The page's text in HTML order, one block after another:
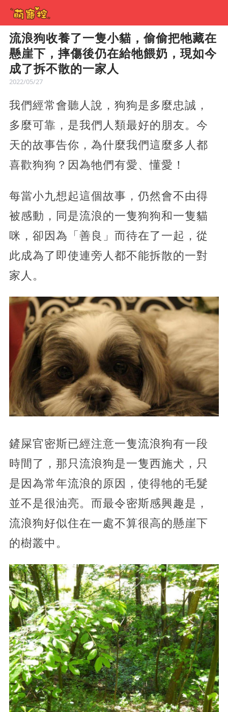
流浪狗收養了一隻小貓，偷偷把牠藏在
懸崖下，摔傷後仍在給牠餵奶，現如今
成了拆不散的一家人
2022/05/27
我們經常會聽人說，狗狗是多麼忠誠，
多麼可靠，是我們人類最好的朋友。今
天的故事告你，為什麼我們這麼多人都
喜歡狗狗？因為牠們有愛、懂愛！
每當小九想起這個故事，仍然會不由得
被感動，同是流浪的一隻狗狗和一隻貓
咪，卻因為「善良」而待在了一起，從
此成為了即使連旁人都不能拆散的一對
家人。
鏟屎官密斯已經注意一隻流浪狗有一段
時間了，那只流浪狗是一隻西施犬，只
是因為常年流浪的原因，使得牠的毛髮
並不是很油亮。而最令密斯感興趣是，
流浪狗好似住在一處不算很高的懸崖下
的樹叢中。